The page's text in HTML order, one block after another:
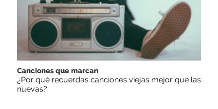
Canciones que marcan
¿Por qué recuerdas canciones viejas mejor que las
nuevas?